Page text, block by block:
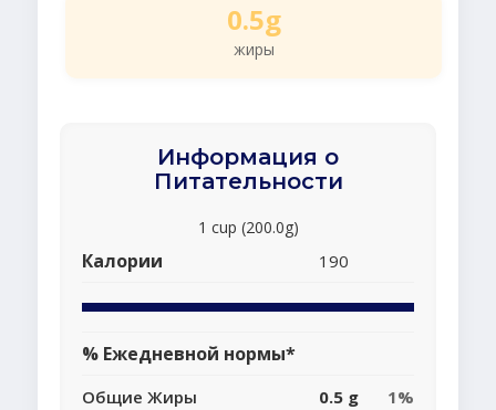
0.5g
жиры
Информация о
Питательности
1 cup (200.0g)
Калории 190
% Ежедневной нормы*
Общие Жиры 0.5 g
1%